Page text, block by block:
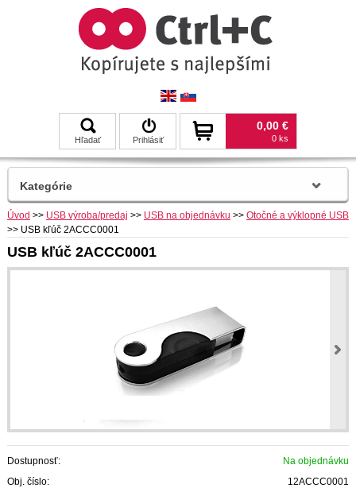
Hľadať Prihlásiť
0,00 €
0 ks
Úvod >> USB výroba/predaj >> USB na objednávku >> Otočné a výklopné USB
>> USB kľúč 2ACCC0001
USB kľúč 2ACCC0001
Dostupnosť:
Na objednávku
Obj. číslo:
12ACCC0001
Kategórie